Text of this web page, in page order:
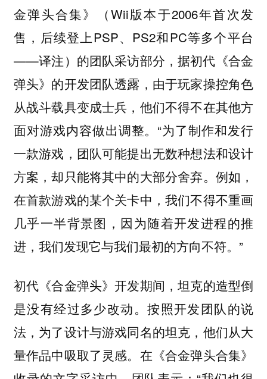
金弹头合集》（Wii版本于2006年首次发
售，后续登上PSP、PS2和PC等多个平台
——译注）的团队采访部分，据初代《合金
弹头》的开发团队透露，由于玩家操控角色
从战斗载具变成士兵，他们不得不在其他方
面对游戏内容做出调整。“为了制作和发行
一款游戏，团队可能提出无数种想法和设计
方案，却只能将其中的大部分舍弃。例如，
在首款游戏的某个关卡中，我们不得不重画
几乎一半背景图，因为随着开发进程的推
进，我们发现它与我们最初的方向不符。”
初代《合金弹头》开发期间，坦克的造型倒
是没有经过多少改动。按照开发团队的说
法，为了设计与游戏同名的坦克，他们从大
量作品中吸取了灵感。在《合金弹头合集》